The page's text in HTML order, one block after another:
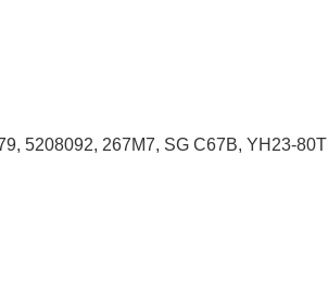
5208092, 267M7, SG C67B, YH23-